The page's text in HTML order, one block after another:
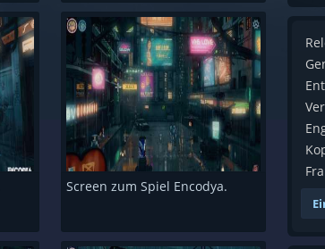
Screen zum Spiel Encodya.